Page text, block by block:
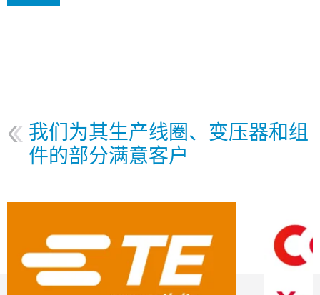
我们为其生产线圈、变压器和组
件的部分满意客户